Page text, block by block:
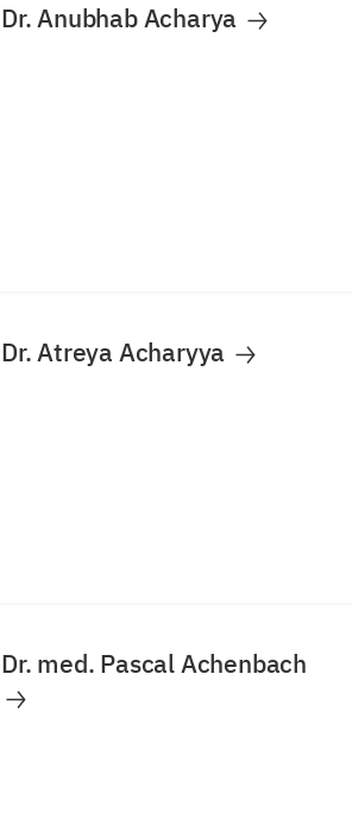
Dr. Anubhab Acharya
Dr. Atreya Acharyya
Dr. med. Pascal Achenbach